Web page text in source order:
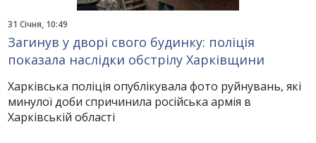
31 Січня, 10:49
Загинув у дворі свого будинку: поліція
показала наслідки обстрілу Харківщини
Харківська поліція опублікувала фото руйнувань, які
минулої доби спричинила російська армія в
Харківській області